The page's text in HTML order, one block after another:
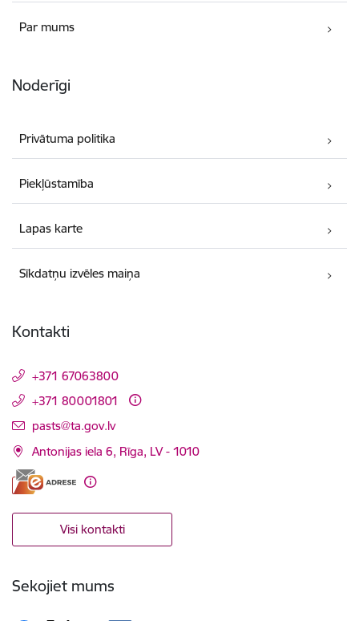
Par mums
Noderīgi
Privātuma politika
Piekļūstamība
Lapas karte
Sīkdatņu izvēles maiņa
Kontakti
+371 67063800
+371 80001801
E-pasts:
pasts@ta.gov.lv
Antonijas iela 6, Rīga, LV - 1010
Visi kontakti
Sekojiet mums